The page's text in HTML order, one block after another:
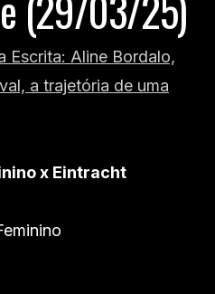
Escrita: Aline Bordalo,
a trajetória de uma
x Eintracht